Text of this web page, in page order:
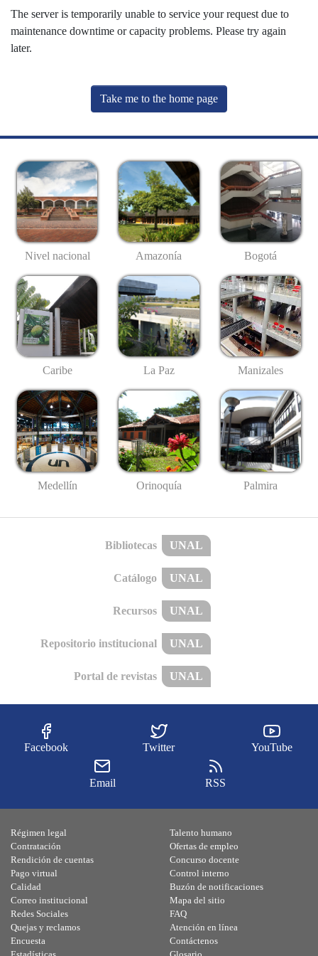
The server is temporarily unable to service your request due to
maintenance downtime or capacity problems. Please try again
later.
Take me to the home page
Nivel nacional Amazonía Bogotá
Caribe La Paz Manizales
Medellín Orinoquía Palmira
Bibliotecas UNAL
Catálogo UNAL
Recursos UNAL
Repositorio institucional UNAL
Portal de revistas UNAL
Facebook Twitter YouTube
Email RSS
Régimen legal
Contratación
Rendición de cuentas
Pago virtual
Calidad
Talento humano
Ofertas de empleo
Concurso docente
Control interno
Buzón de notificaciones
Correo institucional
Redes Sociales
Quejas y reclamos
Encuesta
Mapa del sitio
FAQ
Atención en línea
Contáctenos